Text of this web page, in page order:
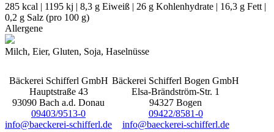
285 kcal | 1195 kj | 8,3 g Eiweiß | 26 g Kohlenhydrate | 16,3 g Fett |
0,2 g Salz (pro 100 g)
Allergene
Milch, Eier, Gluten, Soja, Haselnüsse
Bäckerei Schifferl GmbH
Hauptstraße 43
93090 Bach a.d. Donau
09403/9513-0
info@baeckerei-schifferl.de
Bäckerei Schifferl Bogen GmbH
Elsa-Brändström-Str. 1
94327 Bogen
09422/8581-0
info@baeckerei-schifferl.de